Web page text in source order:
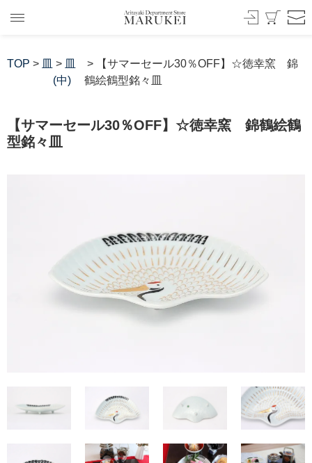
TOP > 皿 > 皿
(中)
> 【サマーセール30％OFF】☆徳幸窯 錦
鶴絵鶴型銘々皿
【サマーセール30％OFF】☆徳幸窯 錦鶴絵鶴
型銘々皿